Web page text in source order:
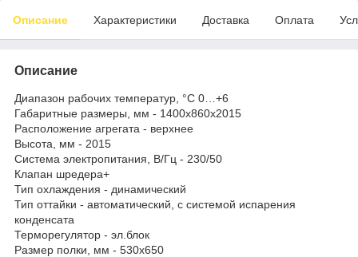
Описание Характеристики Доставка Оплата
Описание
Диапазон рабочих температур, °C 0…+6
Габаритные размеры, мм - 1400х860х2015
Расположение агрегата - верхнее
Высота, мм - 2015
Система электропитания, В/Гц - 230/50
Клапан шредера+
Тип охлаждения - динамический
Тип оттайки - автоматический, с системой испарения
конденсата
Терморегулятор - эл.блок
Размер полки, мм - 530x650